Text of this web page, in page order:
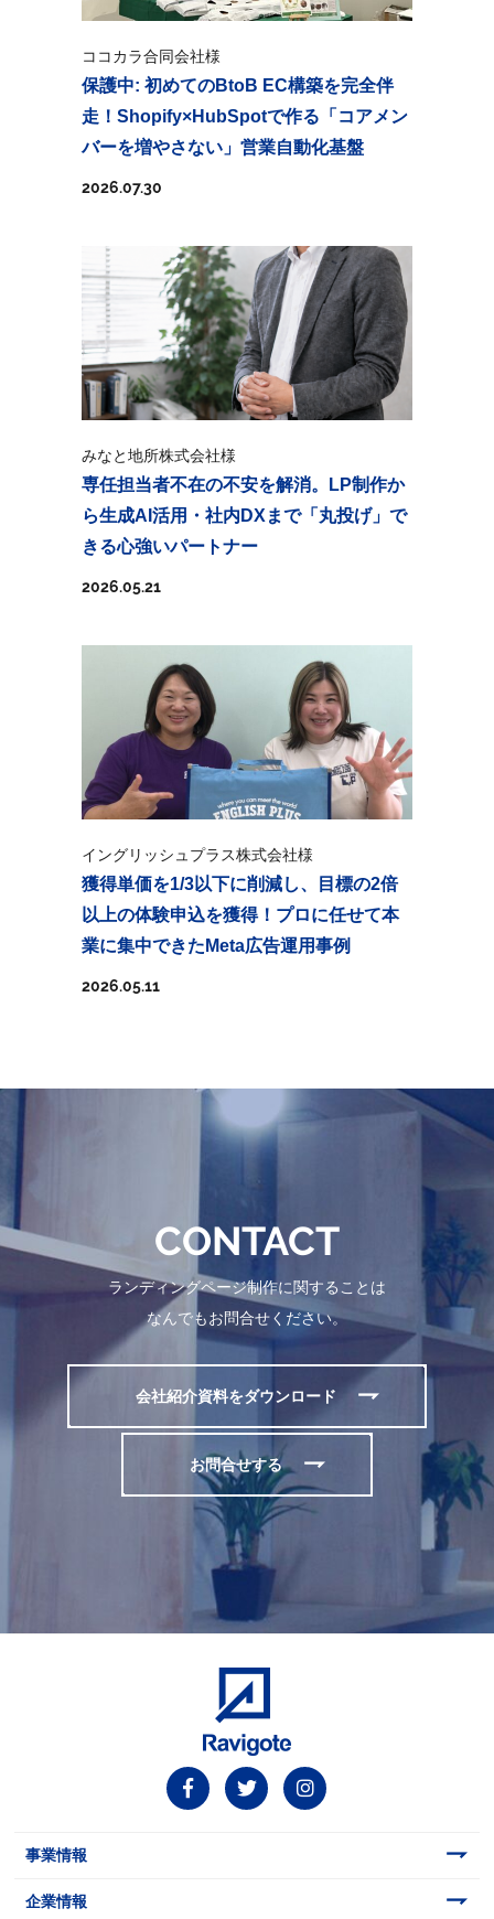
ココカラ合同会社様
保護中: 初めてのBtoB EC構築を完全伴
走！Shopify×HubSpotで作る「コアメン
バーを増やさない」営業自動化基盤
2026.07.30
みなと地所株式会社様
専任担当者不在の不安を解消。LP制作か
ら生成AI活用・社内DXまで「丸投げ」で
きる心強いパートナー
2026.05.21
イングリッシュプラス株式会社様
獲得単価を1/3以下に削減し、目標の2倍
以上の体験申込を獲得！プロに任せて本
業に集中できたMeta広告運用事例
2026.05.11
CONTACT
ランディングページ制作に関することは
なんでもお問合せください。
会社紹介資料をダウンロード
お問合せする
事業情報
企業情報